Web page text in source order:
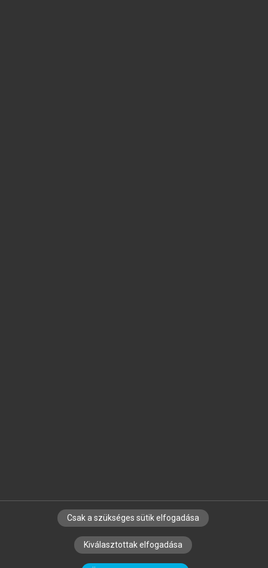
SZERZŐKNEK CÉGEKNEK KÖNYVTÁROSOKNAK
SZERKESZTÉSI ÉS LEKTORÁLÁSI ALAPELVEK
Csak a szükséges sütik elfogadása
Kiválasztottak elfogadása